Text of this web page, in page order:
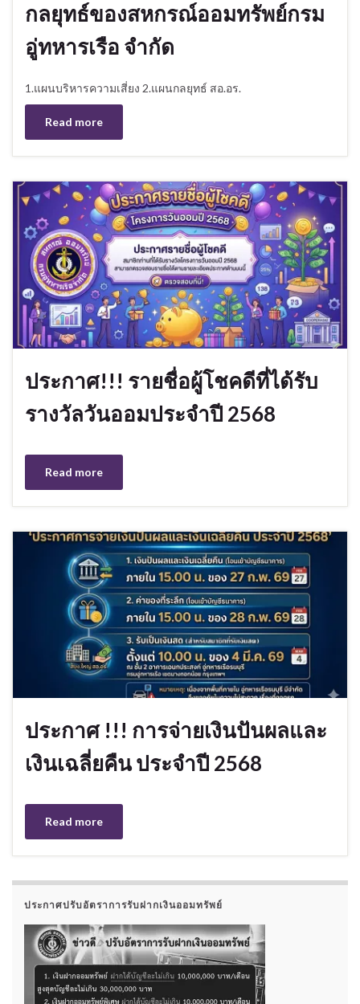
กลยุทธ์ของสหกรณ์ออมทรัพย์กรม
อู่ทหารเรือ จำกัด
1.แผนบริหารความเสี่ยง 2.แผนกลยุทธ์ สอ.อร.
Read more
ประกาศ!!! รายชื่อผู้โชคดีที่ได้รับ
รางวัลวันออมประจำปี 2568
Read more
ประกาศ !!! การจ่ายเงินปันผลและ
เงินเฉลี่ยคืน ประจำปี 2568
Read more
ประกาศปรับอัตราการรับฝากเงินออมทรัพย์